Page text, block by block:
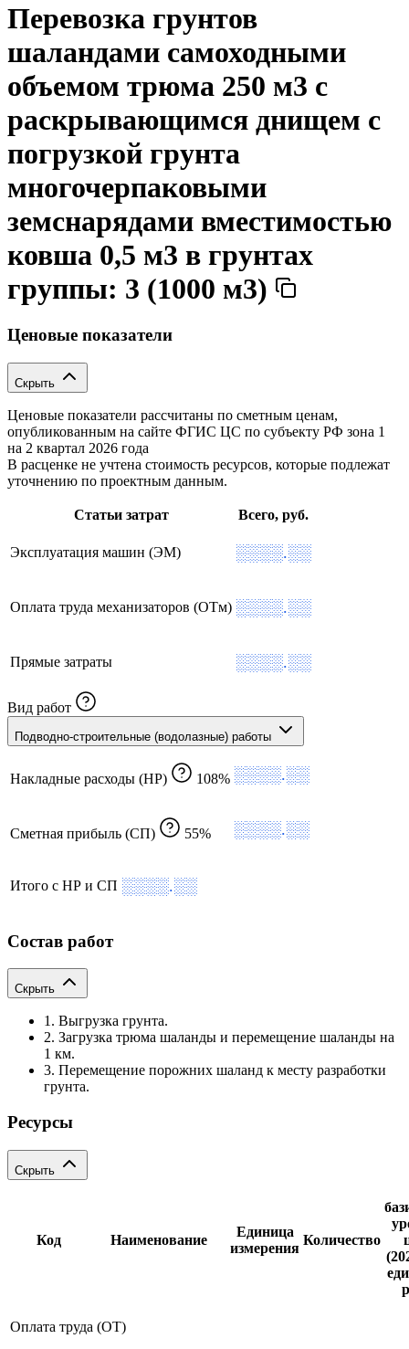
Перевозка грунтов
шаландами самоходными
объемом трюма 250 м3 с
раскрывающимся днищем с
погрузкой грунта
многочерпаковыми
земснарядами вместимостью
ковша 0,5 м3 в грунтах
группы: 3 (1000 м3)
Ценовые показатели
Скрыть
Ценовые показатели рассчитаны по сметным ценам,
опубликованным на сайте ФГИС ЦС по субъекту РФ зона 1
на 2 квартал 2026 года
В расценке не учтена стоимость ресурсов, которые подлежат
уточнению по проектным данным.
Статьи затрат Всего, руб.
Эксплуатация машин (ЭМ) ░░░░.░░
Оплата труда механизаторов (ОТм) ░░░░.░░
Прямые затраты ░░░░.░░
Вид работ
Подводно-строительные (водолазные) работы
Накладные расходы (НР) 108% ░░░░.░░
Сметная прибыль (СП) 55% ░░░░.░░
Итого с НР и СП ░░░░.░░
Состав работ
Скрыть
1. Выгрузка грунта.
2. Загрузка трюма шаланды и перемещение шаланды на
1 км.
3. Перемещение порожних шаланд к месту разработки
грунта.
Ресурсы
Скрыть
Код Наименование
Единица
измерения
Количество
Оплата труда (ОТ)